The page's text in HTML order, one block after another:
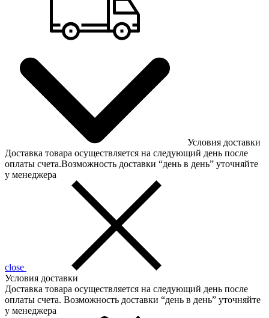
Условия доставки
Доставка товара осуществляется на следующий день после
оплаты счета.Возможность доставки “день в день” уточняйте
у менеджера
close
Условия доставки
Доставка товара осуществляется на следующий день после
оплаты счета. Возможность доставки “день в день” уточняйте
у менеджера